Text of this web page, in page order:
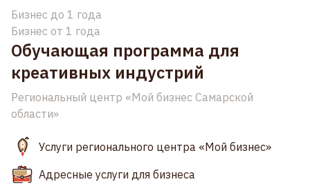
Бизнес до 1 года
Бизнес от 1 года
Обучающая программа для
креативных индустрий
Региональный центр «Мой бизнес Самарской
области»
Услуги регионального центра «Мой бизнес»
Адресные услуги для бизнеса